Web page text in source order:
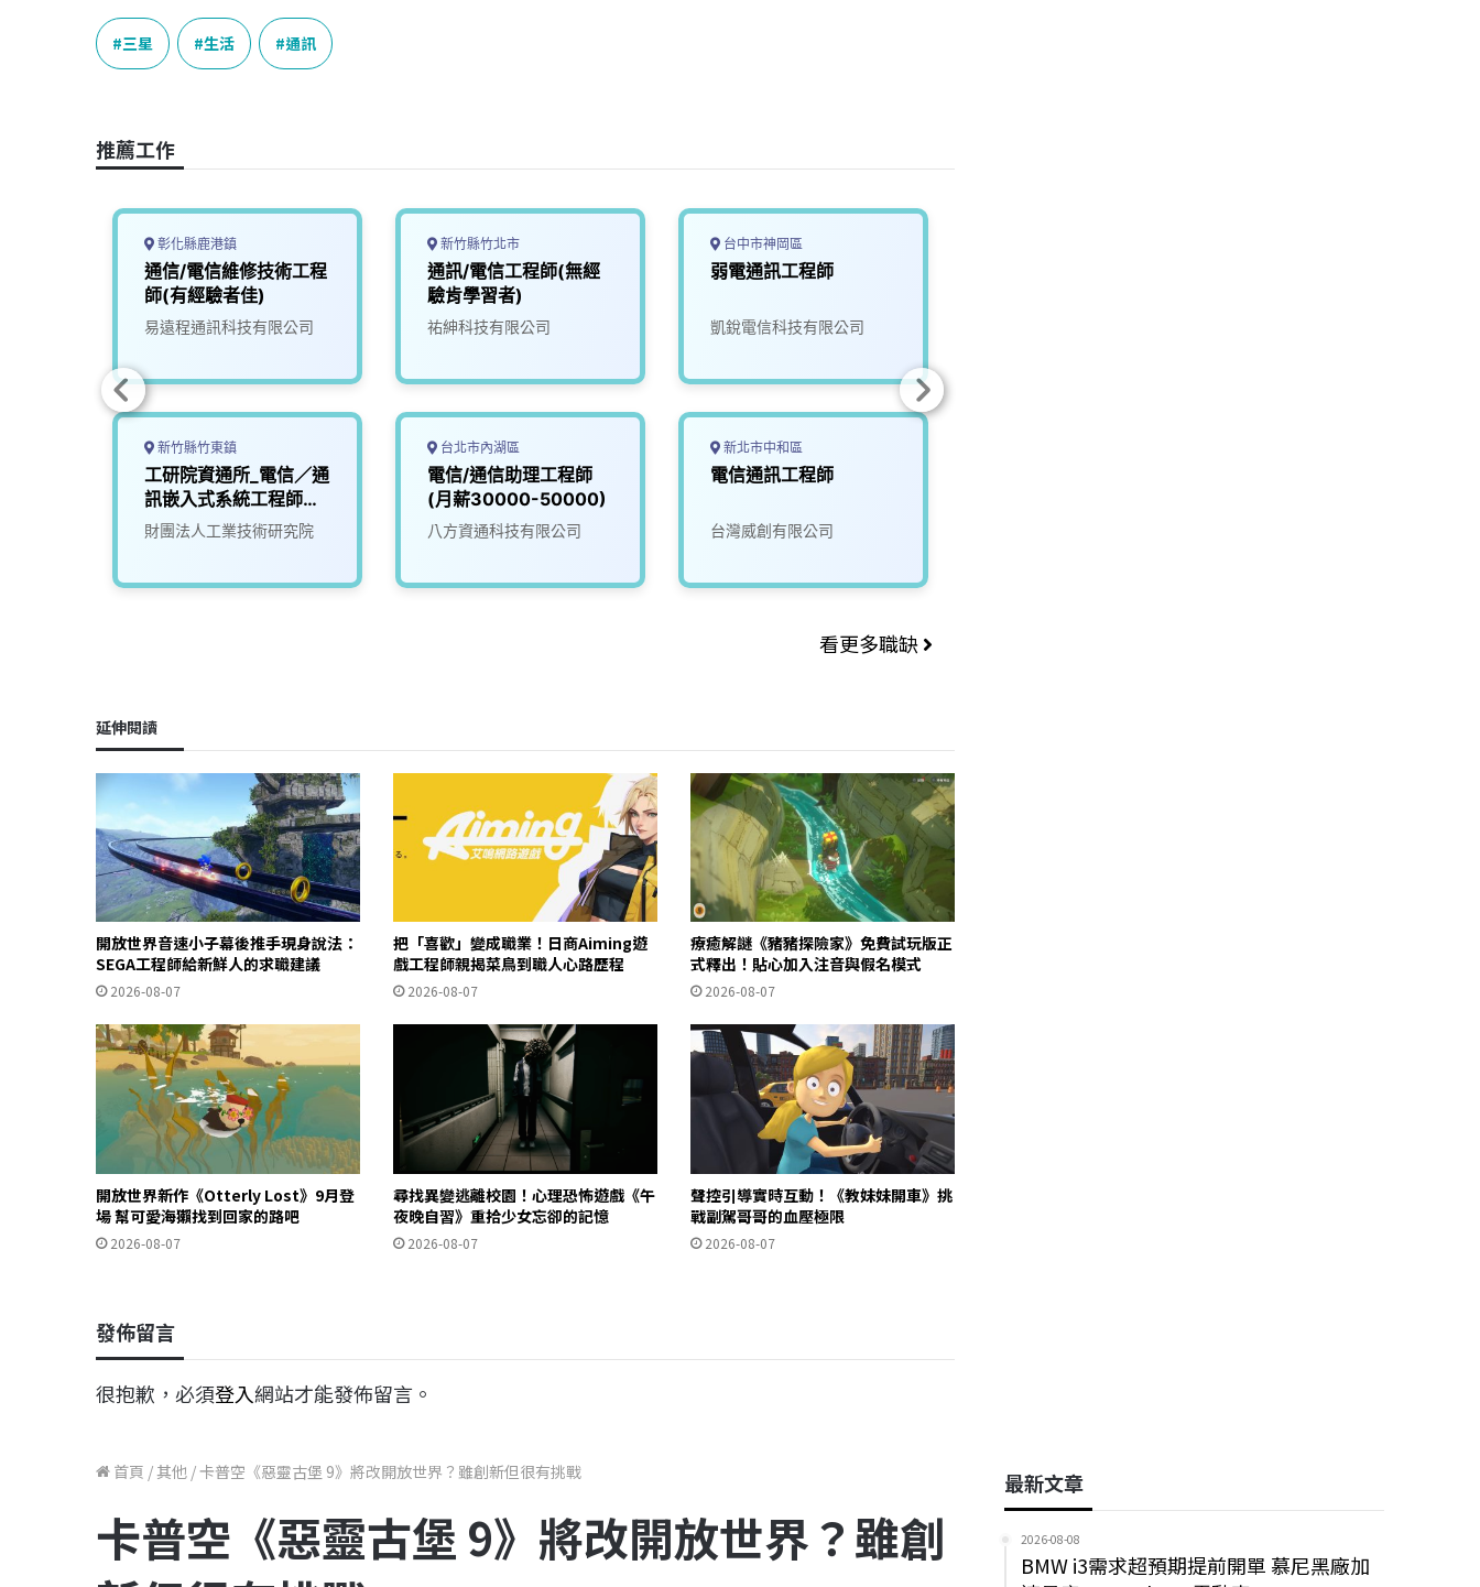
c
e
b
k
e
e
a
n
k
e
p
L
三星 生活 通訊
推薦工作
彰化縣鹿港鎮
通信/電信維修技術工程
師(有經驗者佳)
易遠程通訊科技有限公司
新竹縣竹東鎮
工研院資通所_電信／通
訊嵌入式系統工程師
(V502)
財團法人工業技術研究院
新竹縣竹北市
通訊/電信工程師(無經
驗肯學習者)
祐紳科技有限公司
台北市內湖區
電信/通信助理工程師
(月薪30000-50000)
八方資通科技有限公司
台中市神岡區
弱電通訊工程師
凱銳電信科技有限公司
新北市中和區
電信通訊工程師
台灣威創有限公司
看更多職缺
延伸閱讀
開放世界音速小子幕後推手現身說法：
SEGA工程師給新鮮人的求職建議
2026-08-07
把「喜歡」變成職業！日商Aiming遊
戲工程師親揭菜鳥到職人心路歷程
2026-08-07
療癒解謎《豬豬探險家》免費試玩版正
式釋出！貼心加入注音與假名模式
2026-08-07
開放世界新作《Otterly Lost》9月登
場 幫可愛海獺找到回家的路吧
2026-08-07
尋找異變逃離校園！心理恐怖遊戲《午
夜晚自習》重拾少女忘卻的記憶
2026-08-07
聲控引導實時互動！《教妹妹開車》挑
戰副駕哥哥的血壓極限
2026-08-07
發佈留言
很抱歉，必須登入網站才能發佈留言。